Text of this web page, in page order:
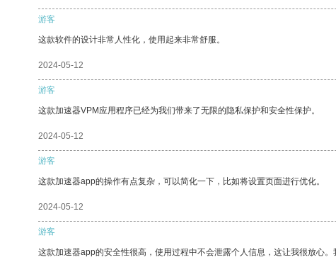
游客
这款软件的设计非常人性化，使用起来非常舒服。
2024-05-12
游客
这款加速器VPM应用程序已经为我们带来了无限的隐私保护和安全性保护。
2024-05-12
游客
这款加速器app的操作有点复杂，可以简化一下，比如将设置页面进行优化。
2024-05-12
游客
这款加速器app的安全性很高，使用过程中不会泄露个人信息，这让我很放心